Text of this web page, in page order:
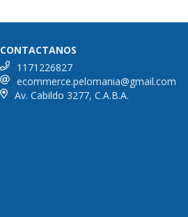
CONTACTANOS
1171226827
ecommerce.pelomania@gmail.com
Av. Cabildo 3277, C.A.B.A.